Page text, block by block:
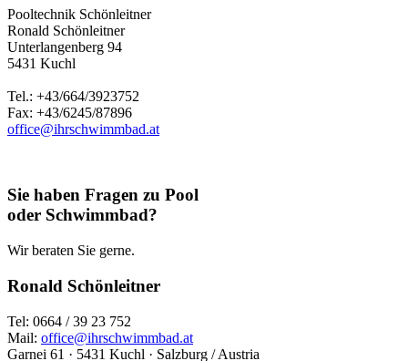
Pooltechnik Schönleitner
Ronald Schönleitner
Unterlangenberg 94
5431 Kuchl
Tel.: +43/664/3923752
Fax: +43/6245/87896
office@ihrschwimmbad.at
Sie haben Fragen zu Pool
oder Schwimmbad?
Wir beraten Sie gerne.
Ronald Schönleitner
Tel: 0664 / 39 23 752
Mail: office@ihrschwimmbad.at
Garnei 61 · 5431 Kuchl · Salzburg / Austria